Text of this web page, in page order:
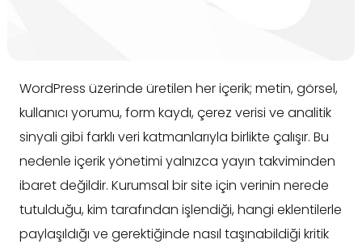
WordPress üzerinde üretilen her içerik; metin, görsel,
kullanıcı yorumu, form kaydı, çerez verisi ve analitik
sinyali gibi farklı veri katmanlarıyla birlikte çalışır. Bu
nedenle içerik yönetimi yalnızca yayın takviminden
ibaret değildir. Kurumsal bir site için verinin nerede
tutulduğu, kim tarafından işlendiği, hangi eklentilerle
paylaşıldığı ve gerektiğinde nasıl taşınabildiği kritik